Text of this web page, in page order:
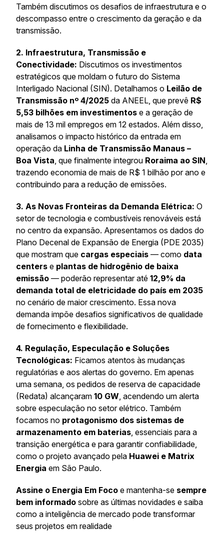
Também discutimos os desafios de infraestrutura e o
descompasso entre o crescimento da geração e da
transmissão.
2. Infraestrutura, Transmissão e
Conectividade: Discutimos os investimentos
estratégicos que moldam o futuro do Sistema
Interligado Nacional (SIN). Detalhamos o Leilão de
Transmissão nº 4/2025 da ANEEL, que prevê R$
5,53 bilhões em investimentos e a geração de
mais de 13 mil empregos em 12 estados. Além disso,
analisamos o impacto histórico da entrada em
operação da Linha de Transmissão Manaus –
Boa Vista, que finalmente integrou Roraima ao SIN,
trazendo economia de mais de R$ 1 bilhão por ano e
contribuindo para a redução de emissões.
3. As Novas Fronteiras da Demanda Elétrica: O
setor de tecnologia e combustíveis renováveis está
no centro da expansão. Apresentamos os dados do
Plano Decenal de Expansão de Energia (PDE 2035)
que mostram que cargas especiais — como data
centers e plantas de hidrogênio de baixa
emissão — poderão representar até 12,9% da
demanda total de eletricidade do país em 2035
no cenário de maior crescimento. Essa nova
demanda impõe desafios significativos de qualidade
de fornecimento e flexibilidade.
4. Regulação, Especulação e Soluções
Tecnológicas: Ficamos atentos às mudanças
regulatórias e aos alertas do governo. Em apenas
uma semana, os pedidos de reserva de capacidade
(Redata) alcançaram 10 GW, acendendo um alerta
sobre especulação no setor elétrico. Também
focamos no protagonismo dos sistemas de
armazenamento em baterias, essenciais para a
transição energética e para garantir confiabilidade,
como o projeto avançado pela Huawei e Matrix
Energia em São Paulo.
Assine o Energia Em Foco e mantenha-se sempre
bem informado sobre as últimas novidades e saiba
como a inteligência de mercado pode transformar
seus projetos em realidade